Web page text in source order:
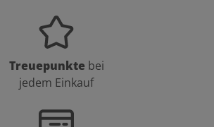
Treuepunkte bei
jedem Einkauf